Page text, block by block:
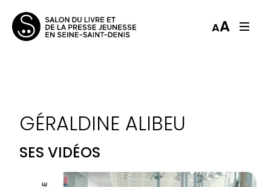
AA
GÉRALDINE ALIBEU
SES VIDÉOS